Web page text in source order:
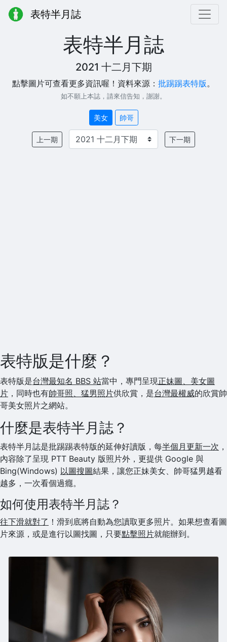
表特半月誌
表特半月誌
2021 十二月下期
點擊圖片可查看更多資訊喔！資料來源： 批踢踢表特版。
如不願上本誌，請來信告知，謝謝。
美女 帥哥
上一期 下一期
表特版是什麼？
表特版是台灣最知名 BBS 站當中，專門呈現正妹圖、美女圖
片 ，同時也有帥哥照、猛男照片供欣賞，是台灣最權威的欣賞帥
哥美女照片之網站。
什麼是表特半月誌？
表特半月誌是批踢踢表特版的延伸好讀版，每半個月更新一次 ，
內容除了呈現 PTT Beauty 版照片外，更提供 Google 與
Bing(Windows) 以圖搜圖結果，讓您正妹美女、帥哥猛男越看
越多，一次看個過癮。
如何使用表特半月誌？
往下滑就對了 ！滑到底將自動為您讀取更多照片。如果想查看圖
片來源，或是進行以圖找圖，只要點擊照片就能辦到。